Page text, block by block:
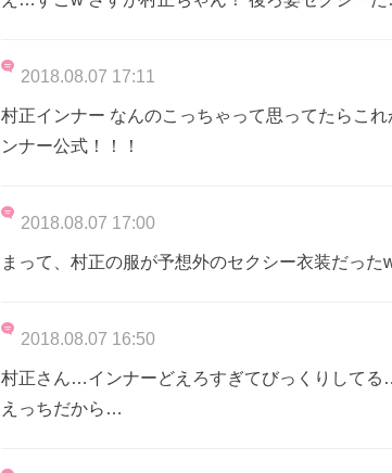
2018.08.07 17:11
村正インナー なんのこっちゃって思ってたらこ
ンナー公式！！！
2018.08.07 17:00
まって、村正の服が予想外のセクシー衣装だった
2018.08.07 16:50
村正さん…インナーどえろすぎてびっくりして
えっちだから…